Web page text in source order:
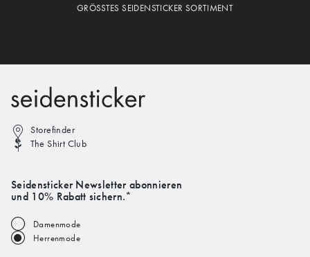
GRÖSSTES SEIDENSTICKER SORTIMENT
Storefinder
The Shirt Club
Seidensticker Newsletter abonnieren
und 10% Rabatt sichern.*
Damenmode
Herrenmode